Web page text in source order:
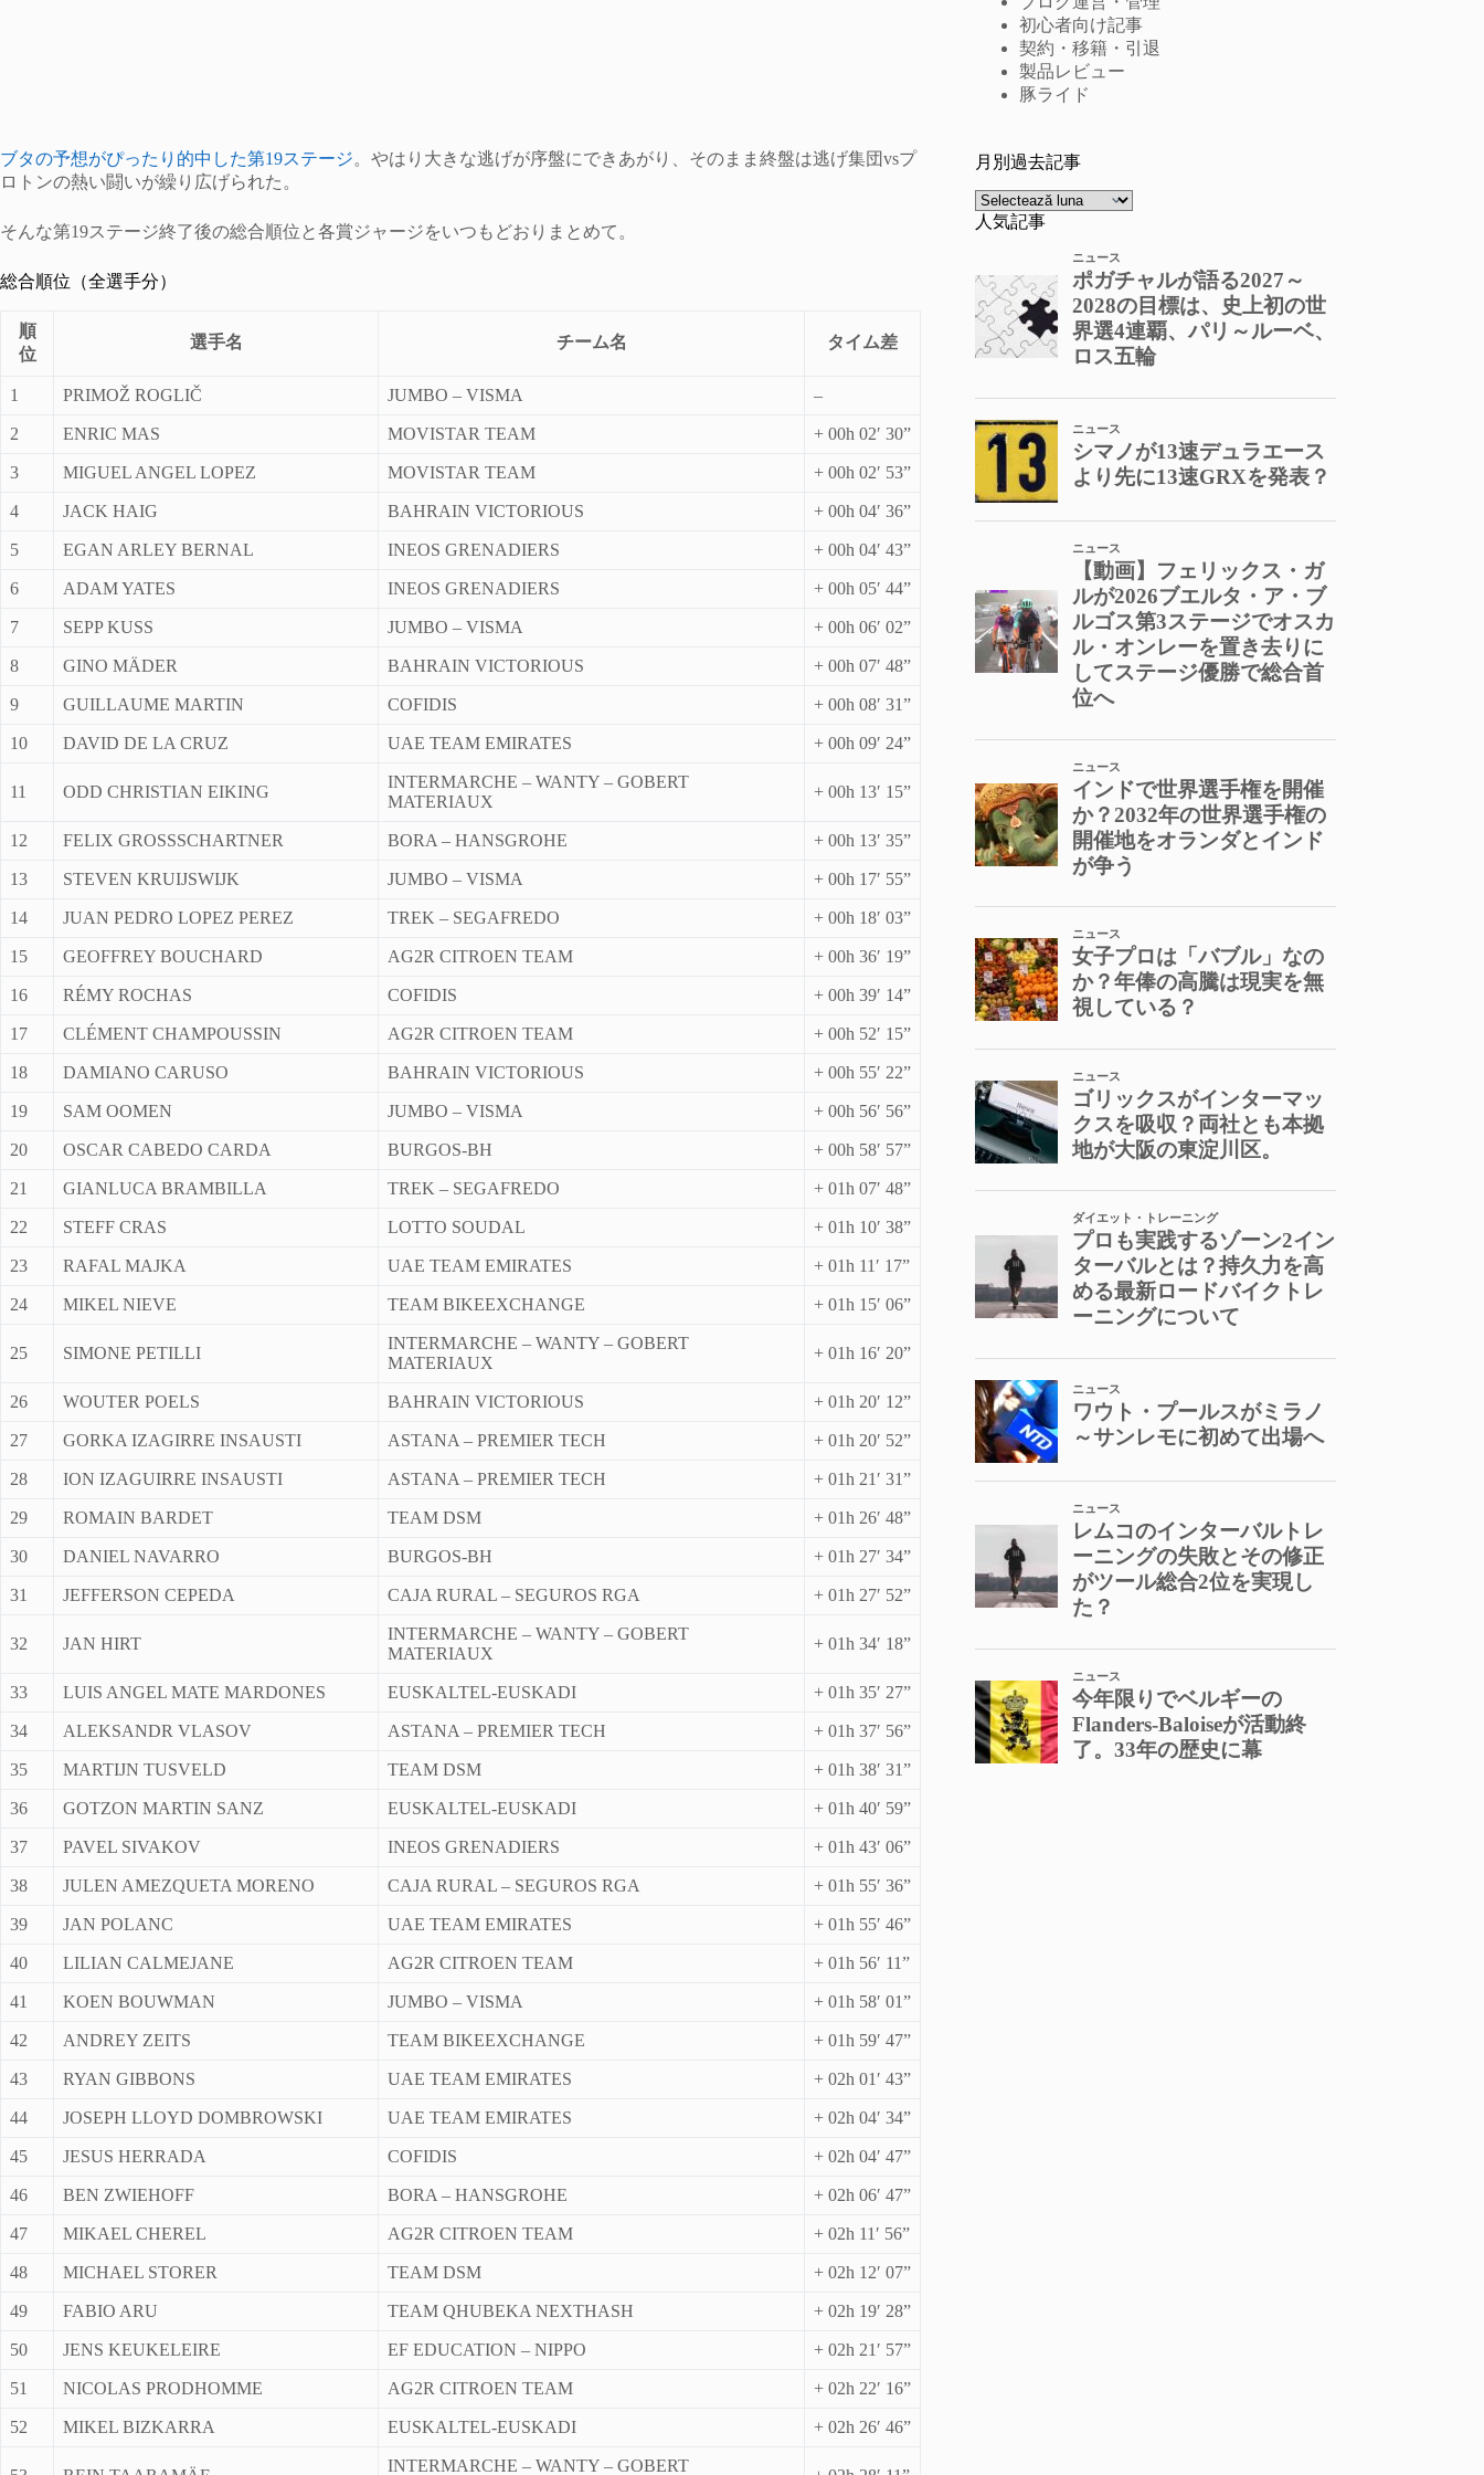
ブタの予想がぴったり的中した第19ステージ。やはり大きな逃げが序盤にできあがり、そのまま終盤は逃げ集団vsプ
ロトンの熱い闘いが繰り広げられた。
そんな第19ステージ終了後の総合順位と各賞ジャージをいつもどおりまとめて。
総合順位（全選手分）
順
位
選手名 チーム名 タイム差
1 PRIMOŽ ROGLIČ JUMBO – VISMA –
2 ENRIC MAS MOVISTAR TEAM + 00h 02′ 30”
3 MIGUEL ANGEL LOPEZ MOVISTAR TEAM + 00h 02′ 53”
4 JACK HAIG BAHRAIN VICTORIOUS + 00h 04′ 36”
5 EGAN ARLEY BERNAL INEOS GRENADIERS + 00h 04′ 43”
6 ADAM YATES INEOS GRENADIERS + 00h 05′ 44”
7 SEPP KUSS JUMBO – VISMA + 00h 06′ 02”
8 GINO MÄDER BAHRAIN VICTORIOUS + 00h 07′ 48”
9 GUILLAUME MARTIN COFIDIS + 00h 08′ 31”
10 DAVID DE LA CRUZ UAE TEAM EMIRATES + 00h 09′ 24”
11 ODD CHRISTIAN EIKING
INTERMARCHE – WANTY – GOBERT
MATERIAUX
+ 00h 13′ 15”
12 FELIX GROSSSCHARTNER BORA – HANSGROHE + 00h 13′ 35”
13 STEVEN KRUIJSWIJK JUMBO – VISMA + 00h 17′ 55”
14 JUAN PEDRO LOPEZ PEREZ TREK – SEGAFREDO + 00h 18′ 03”
15 GEOFFREY BOUCHARD AG2R CITROEN TEAM + 00h 36′ 19”
16 RÉMY ROCHAS COFIDIS + 00h 39′ 14”
17 CLÉMENT CHAMPOUSSIN AG2R CITROEN TEAM + 00h 52′ 15”
18 DAMIANO CARUSO BAHRAIN VICTORIOUS + 00h 55′ 22”
19 SAM OOMEN JUMBO – VISMA + 00h 56′ 56”
20 OSCAR CABEDO CARDA BURGOS-BH + 00h 58′ 57”
21 GIANLUCA BRAMBILLA TREK – SEGAFREDO + 01h 07′ 48”
22 STEFF CRAS LOTTO SOUDAL + 01h 10′ 38”
23 RAFAL MAJKA UAE TEAM EMIRATES + 01h 11′ 17”
24 MIKEL NIEVE TEAM BIKEEXCHANGE + 01h 15′ 06”
25 SIMONE PETILLI
INTERMARCHE – WANTY – GOBERT
MATERIAUX
+ 01h 16′ 20”
26 WOUTER POELS BAHRAIN VICTORIOUS + 01h 20′ 12”
27 GORKA IZAGIRRE INSAUSTI ASTANA – PREMIER TECH + 01h 20′ 52”
28 ION IZAGUIRRE INSAUSTI ASTANA – PREMIER TECH + 01h 21′ 31”
29 ROMAIN BARDET TEAM DSM + 01h 26′ 48”
30 DANIEL NAVARRO BURGOS-BH + 01h 27′ 34”
31 JEFFERSON CEPEDA CAJA RURAL – SEGUROS RGA + 01h 27′ 52”
32 JAN HIRT
INTERMARCHE – WANTY – GOBERT
MATERIAUX
+ 01h 34′ 18”
33 LUIS ANGEL MATE MARDONES EUSKALTEL-EUSKADI + 01h 35′ 27”
34 ALEKSANDR VLASOV ASTANA – PREMIER TECH + 01h 37′ 56”
35 MARTIJN TUSVELD TEAM DSM + 01h 38′ 31”
36 GOTZON MARTIN SANZ EUSKALTEL-EUSKADI + 01h 40′ 59”
37 PAVEL SIVAKOV INEOS GRENADIERS + 01h 43′ 06”
38 JULEN AMEZQUETA MORENO CAJA RURAL – SEGUROS RGA + 01h 55′ 36”
39 JAN POLANC UAE TEAM EMIRATES + 01h 55′ 46”
40 LILIAN CALMEJANE AG2R CITROEN TEAM + 01h 56′ 11”
41 KOEN BOUWMAN JUMBO – VISMA + 01h 58′ 01”
42 ANDREY ZEITS TEAM BIKEEXCHANGE + 01h 59′ 47”
43 RYAN GIBBONS UAE TEAM EMIRATES + 02h 01′ 43”
44 JOSEPH LLOYD DOMBROWSKI UAE TEAM EMIRATES + 02h 04′ 34”
45 JESUS HERRADA COFIDIS + 02h 04′ 47”
46 BEN ZWIEHOFF BORA – HANSGROHE + 02h 06′ 47”
47 MIKAEL CHEREL AG2R CITROEN TEAM + 02h 11′ 56”
48 MICHAEL STORER TEAM DSM + 02h 12′ 07”
49 FABIO ARU TEAM QHUBEKA NEXTHASH + 02h 19′ 28”
50 JENS KEUKELEIRE EF EDUCATION – NIPPO + 02h 21′ 57”
51 NICOLAS PRODHOMME AG2R CITROEN TEAM + 02h 22′ 16”
52 MIKEL BIZKARRA EUSKALTEL-EUSKADI + 02h 26′ 46”
INTERMARCHE – WANTY – GOBERT
初心者向け記事
契約・移籍・引退
製品レビュー
豚ライド
月別過去記事
Arhive
人気記事